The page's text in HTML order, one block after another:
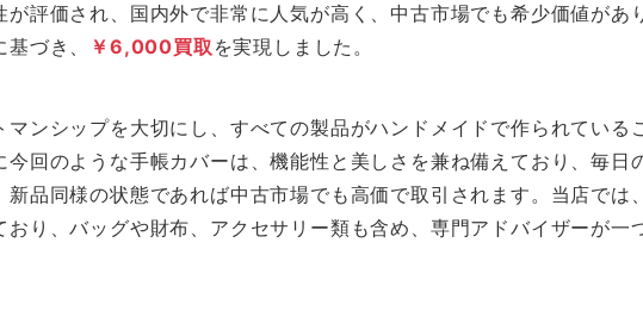
評価され、国内外で非常に人気が高く、中古市場でも希少価値があ
づき、
￥6,000買取 を実現しました。
ンシップを大切にし、すべての製品がハンドメイドで作られている
回のような手帳カバーは、機能性と美しさを兼ね備えており、毎日
品同様の状態であれば中古市場でも高価で取引されます。当店では
り、バッグや財布、アクセサリー類も含め、専門アドバイザーが一